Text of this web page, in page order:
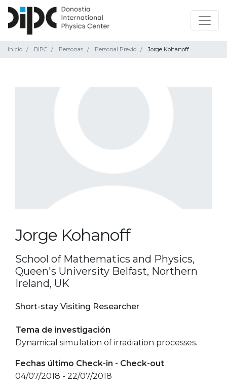
Inicio DIPC Personas Personal Previo Jorge Kohanoff
Jorge Kohanoff
School of Mathematics and Physics,
Queen's University Belfast, Northern
Ireland, UK
Short-stay Visiting Researcher
Tema de investigación
Dynamical simulation of irradiation processes.
Fechas último Check-in - Check-out
04/07/2018 - 22/07/2018